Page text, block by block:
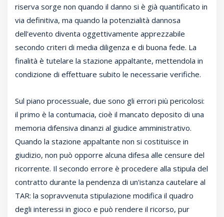
riserva sorge non quando il danno si è già quantificato in
via definitiva, ma quando la potenzialità dannosa
dell'evento diventa oggettivamente apprezzabile
secondo criteri di media diligenza e di buona fede. La
finalità è tutelare la stazione appaltante, mettendola in
condizione di effettuare subito le necessarie verifiche.
Sul piano processuale, due sono gli errori più pericolosi:
il primo è la contumacia, cioè il mancato deposito di una
memoria difensiva dinanzi al giudice amministrativo.
Quando la stazione appaltante non si costituisce in
giudizio, non può opporre alcuna difesa alle censure del
ricorrente. Il secondo errore è procedere alla stipula del
contratto durante la pendenza di un'istanza cautelare al
TAR: la sopravvenuta stipulazione modifica il quadro
degli interessi in gioco e può rendere il ricorso, pur